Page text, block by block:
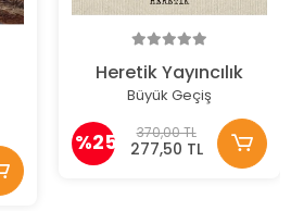
Heretik Yayıncılık
Büyük Geçiş
%25 370,00 TL
277,50 TL